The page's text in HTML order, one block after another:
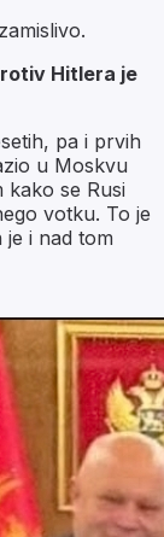
Hitlera je
pa i prvih
u Moskvu
kako se Rusi
votku. To je
je i nad tom